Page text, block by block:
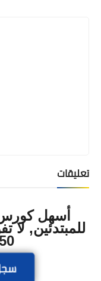
تعليقات
أسهل
للمبتدئين,
150